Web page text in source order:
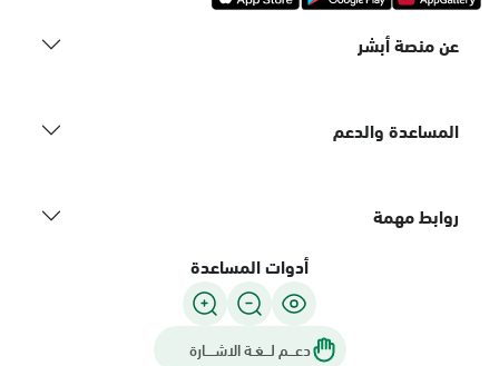
عن منصة أبشر
المساعدة والدعم
روابط مهمة
أدوات المساعدة
دعـــم لـــغـة الاشــــارة